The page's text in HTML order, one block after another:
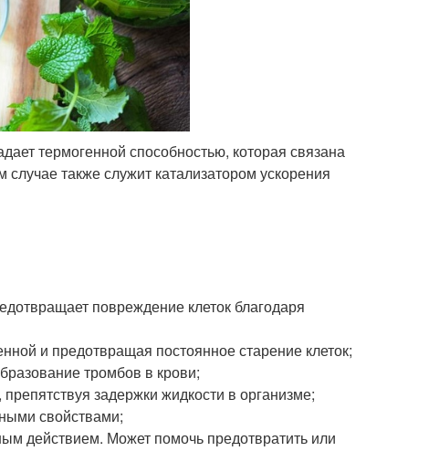
термогенной способностью, которая связана
также служит катализатором ускорения
повреждение клеток благодаря
и предотвращая постоянное старение клеток;
тромбов в крови;
задержки жидкости в организме;
свойствами;
действием. Может помочь предотвратить или